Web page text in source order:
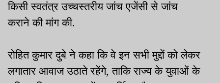
किसी स्वतंत्र उच्चस्तरीय जांच एजेंसी से जांच
कराने की मांग की.
रोहित कुमार दुबे ने कहा कि वे इन सभी मुद्दों को लेकर
लगातार आवाज उठाते रहेंगे, ताकि राज्य के युवाओं के